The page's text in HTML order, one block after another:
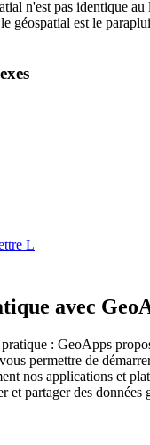
n'est pas identique
géospatial est le
L
avec
: GeoApps
permettre de
nos applications et
et partager des données